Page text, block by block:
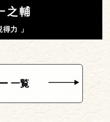
之輔
得力 」
一覧